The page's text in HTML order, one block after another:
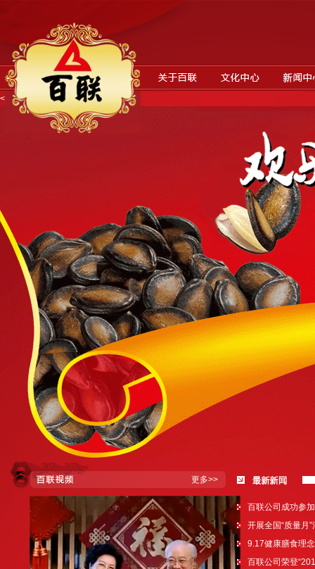
巴旦木 甘草瓜子（第五代） 百
<----------
更多>>
百联公司成功参
开展全国“质量月”
9.17健康膳食理
百联公司荣登